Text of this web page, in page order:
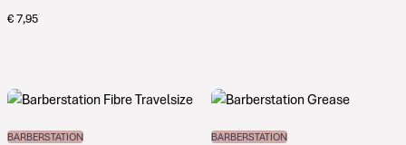
€7,95
BARBERSTATION BARBERSTATION